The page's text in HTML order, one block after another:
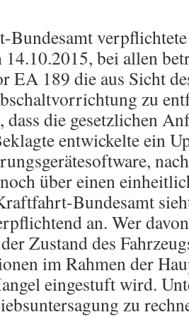
Bundesamt
bei allen
EA 189 die aus Sicht
zu
dass die gesetzlichen
entwickelte ein
über einen
Bundesamt
an. Wer
Zustand des
im Rahmen der
eingestuft wird.
zu